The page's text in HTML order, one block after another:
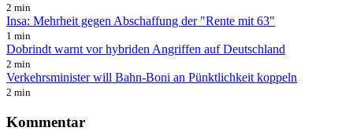
2 min
Insa: Mehrheit gegen Abschaffung der "Rente mit 63"
1 min
Dobrindt warnt vor hybriden Angriffen auf Deutschland
2 min
Verkehrsminister will Bahn-Boni an Pünktlichkeit koppeln
2 min
Kommentar